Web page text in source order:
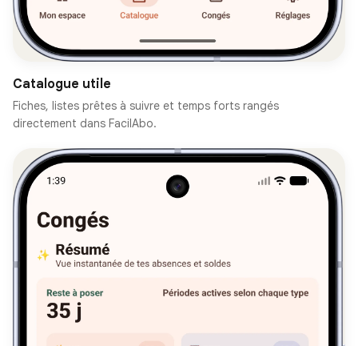
Catalogue utile
Fiches, listes prêtes à suivre et temps forts rangés
directement dans FacilAbo.